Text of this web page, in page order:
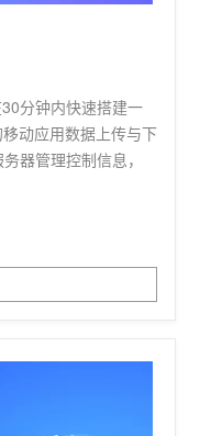
分钟内快速搭建一
动应用数据上传与下
器管理控制信息，